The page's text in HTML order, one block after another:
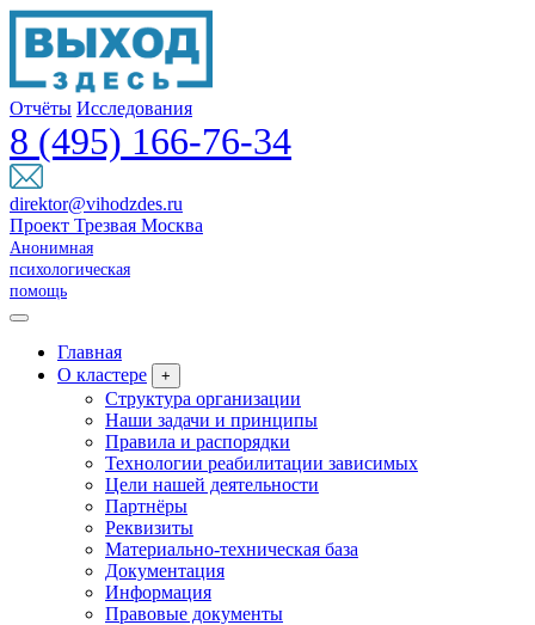
Отчёты Исследования
8 (495) 166-76-34
direktor@vihodzdes.ru
Проект Трезвая Москва
Анонимная
психологическая
помощь
Главная
О кластере
+
Структура организации
Наши задачи и принципы
Правила и распорядки
Технологии реабилитации зависимых
Цели нашей деятельности
Партнёры
Реквизиты
Материально-техническая база
Документация
Информация
Правовые документы